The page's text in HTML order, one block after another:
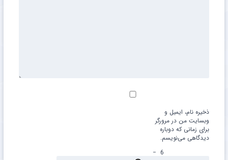
ذخیره نام، ایمیل و
وبسایت من در مرورگر
برای زمانی که دوباره
دیدگاهی می‌نویسم.
6
−